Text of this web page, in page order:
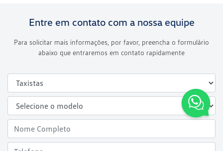
Entre em contato com a nossa equipe
Para solicitar mais informações, por favor, preencha o formulário
abaixo que entraremos em contato rapidamente